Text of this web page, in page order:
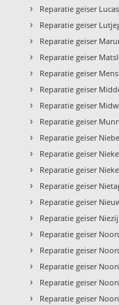
› Reparatie geiser
› Reparatie geiser
› Reparatie geiser
› Reparatie geiser
› Reparatie geiser
› Reparatie geiser
› Reparatie geiser
› Reparatie geiser
› Reparatie geiser
› Reparatie geiser
› Reparatie geiser
› Reparatie geiser
› Reparatie geiser
› Reparatie geiser Niezijl
› Reparatie geiser
› Reparatie geiser
› Reparatie geiser
› Reparatie geiser
› Reparatie geiser